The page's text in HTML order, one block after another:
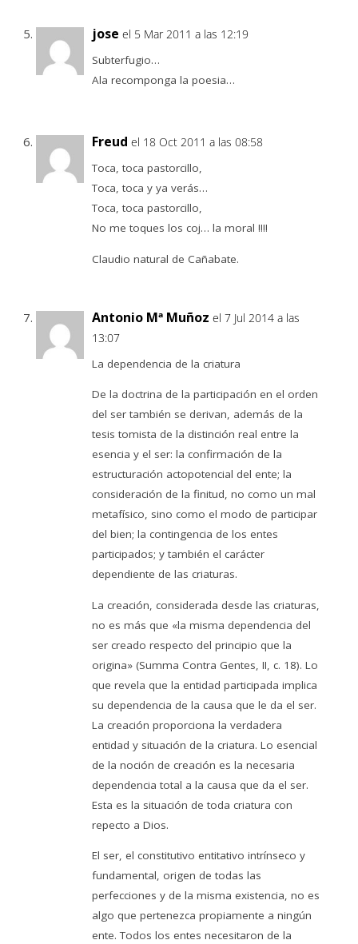
jose el 5 Mar 2011 a las 12:19
Subterfugio…
Ala recomponga la poesia…
Freud el 18 Oct 2011 a las 08:58
Toca, toca pastorcillo,
Toca, toca y ya verás…
Toca, toca pastorcillo,
No me toques los coj… la moral !!!!
Claudio natural de Cañabate.
Antonio Mª Muñoz el 7 Jul 2014 a las
13:07
La dependencia de la criatura
De la doctrina de la participación en el orden
del ser también se derivan, además de la
tesis tomista de la distinción real entre la
esencia y el ser: la confirmación de la
estructuración actopotencial del ente; la
consideración de la finitud, no como un mal
metafísico, sino como el modo de participar
del bien; la contingencia de los entes
participados; y también el carácter
dependiente de las criaturas.
La creación, considerada desde las criaturas,
no es más que «la misma dependencia del
ser creado respecto del principio que la
origina» (Summa Contra Gentes, II, c. 18). Lo
que revela que la entidad participada implica
su dependencia de la causa que le da el ser.
La creación proporciona la verdadera
entidad y situación de la criatura. Lo esencial
de la noción de creación es la necesaria
dependencia total a la causa que da el ser.
Esta es la situación de toda criatura con
repecto a Dios.
El ser, el constitutivo entitativo intrínseco y
fundamental, origen de todas las
perfecciones y de la misma existencia, no es
algo que pertenezca propiamente a ningún
ente. Todos los entes necesitaron de la